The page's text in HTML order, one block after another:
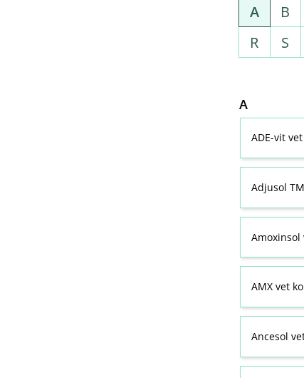
A B
R
S
A
ADE-vit
Adjusol
AMX vet
Ancesol